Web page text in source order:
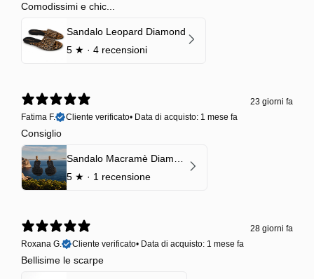
Comodissimi e chic...
Sandalo Leopard Diamond
5 ★ · 4 recensioni
23 giorni fa
Fatima F.
Cliente verificato• Data di acquisto: 1 mese fa
Consiglio
5 ★ · 1 recensione
28 giorni fa
Roxana G.
Cliente verificato• Data di acquisto: 1 mese fa
Bellisime le scarpe